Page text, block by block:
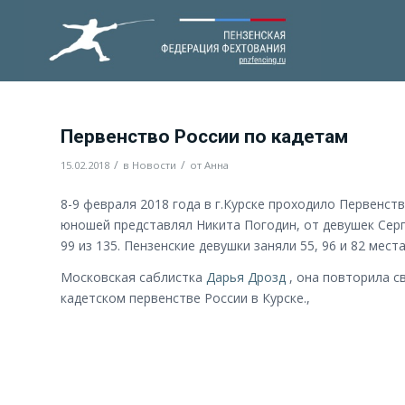
Первенство России по кадетам
15.02.2018 / в Новости / от Анна
8-9 февраля 2018 года в г.Курске проходило
юношей представлял Никита Погодин, от девушек
99 из 135. Пензенские девушки заняли 55, 96 и 82
Московская саблистка Дарья Дрозд , она повторила
кадетском первенстве России в Курске.,